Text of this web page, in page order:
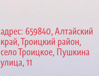
адрес: 659840, Алтайский
край, Троицкий район,
село Троицкое, Пушкина
улица, 11